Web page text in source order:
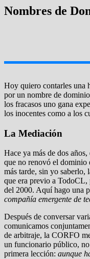
Nombres de
Hoy quiero contarles una
por un nombre de
los fracasos uno gana
los inocentes como a los
La Mediación
Hace ya más de dos
que no renovó el dominio
más tarde, sin yo
que era previo a
del 2000. Aquí hago una
compañía emergente de
Después de conversar
comunicamos
de arbitraje, la CORFO
un funcionario público, no
primera lección: aunque